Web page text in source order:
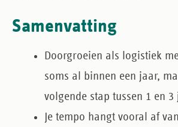
Samenvatting
Doorgroeien als logistiek
soms al binnen een jaar,
volgende stap tussen 1 en 3
Je tempo hangt vooral af